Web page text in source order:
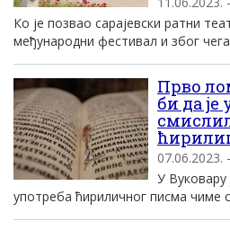
Ко је позвао сарајевски ратни
међународни фестивал и због
Прво
би да је
07.06.2023.
У Вуковару
употреба ћириличног писма чиме